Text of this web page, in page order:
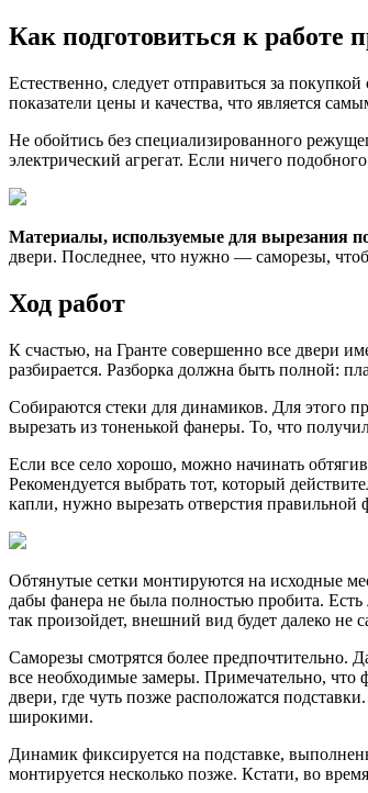
Как подготовиться к работе
Естественно, следует отправиться за
показатели цены и качества, что является
Не обойтись без специализированного
электрический агрегат. Если ничего
Материалы, используемые для вырезания
двери. Последнее, что нужно — саморезы,
Ход работ
К счастью, на Гранте совершенно все двери
разбирается. Разборка должна быть полной:
Собираются стеки для динамиков. Для этого
вырезать из тоненькой фанеры. То, что
Если все село хорошо, можно начинать
Рекомендуется выбрать тот, который
капли, нужно вырезать отверстия правильной
Обтянутые сетки монтируются на исходные
дабы фанера не была полностью пробита.
так произойдет, внешний вид будет далеко не
Саморезы смотрятся более предпочтительно.
все необходимые замеры. Примечательно, что
двери, где чуть позже расположатся
широкими.
Динамик фиксируется на подставке,
монтируется несколько позже. Кстати, во